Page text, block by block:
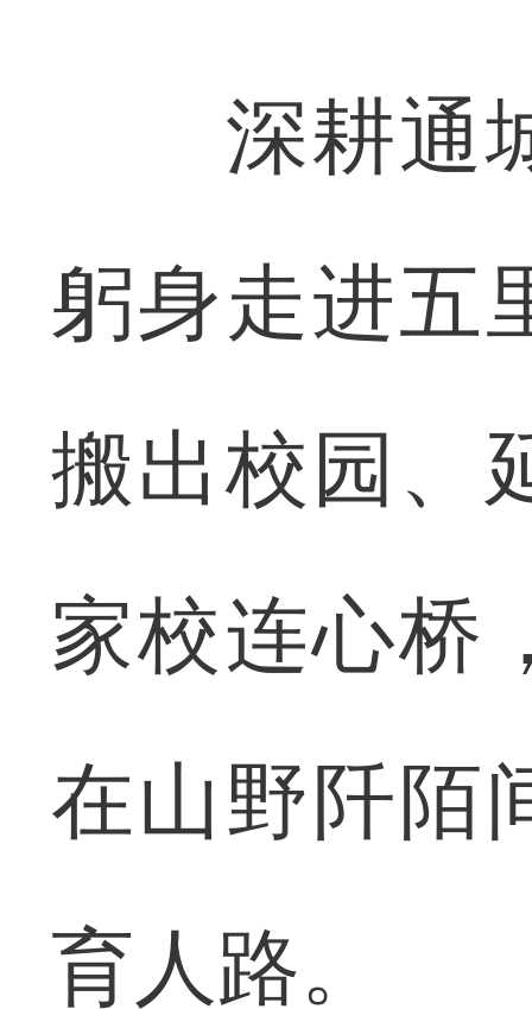
深耕通城
躬身走进五
搬出校园、
家校连心桥
在山野阡陌
育人路。